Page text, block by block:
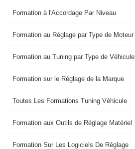
Formation à l'Accordage Par Niveau
Formation au Réglage par Type de Moteur
Formation au Tuning par Type de Véhicule
Formation sur le Réglage de la Marque
Toutes Les Formations Tuning Véhicule
Formation aux Outils de Réglage Matériel
Formation Sur Les Logiciels De Réglage